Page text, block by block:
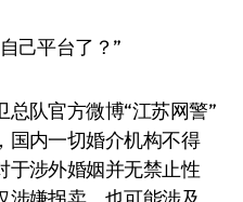
己平台了？”
队官方微博“江苏网警”
国内一切婚介机构不得
于涉外婚姻并无禁止性